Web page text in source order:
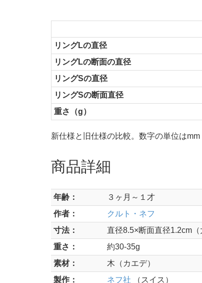
リングLの直径
リングLの断面の直径
リングSの直径
リングSの断面直径
重さ（g）
新仕様と旧仕様の比較。数字の単位はmm
商品詳細
年齢：
３ヶ月～１才
作者：
クルト・ネフ
寸法：
直径8.5×断面直径1.2cm
重さ：
約30-35g
素材：
木（カエデ）
製作：
ネフ社 （スイス）